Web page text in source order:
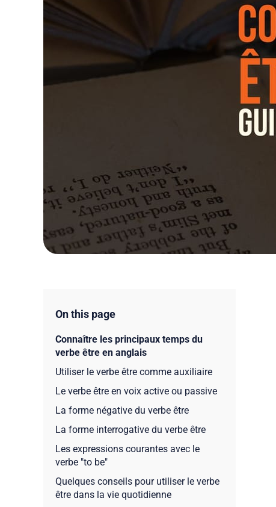
On this page
Connaître les principaux temps du
verbe être en anglais
Utiliser le verbe être comme auxiliaire
Le verbe être en voix active ou passive
La forme négative du verbe être
La forme interrogative du verbe être
Les expressions courantes avec le
verbe "to be"
Quelques conseils pour utiliser le verbe
être dans la vie quotidienne